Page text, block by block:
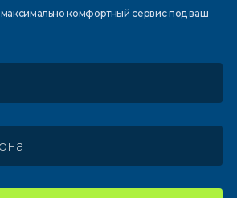
максимально комфортныйсервис под ваш